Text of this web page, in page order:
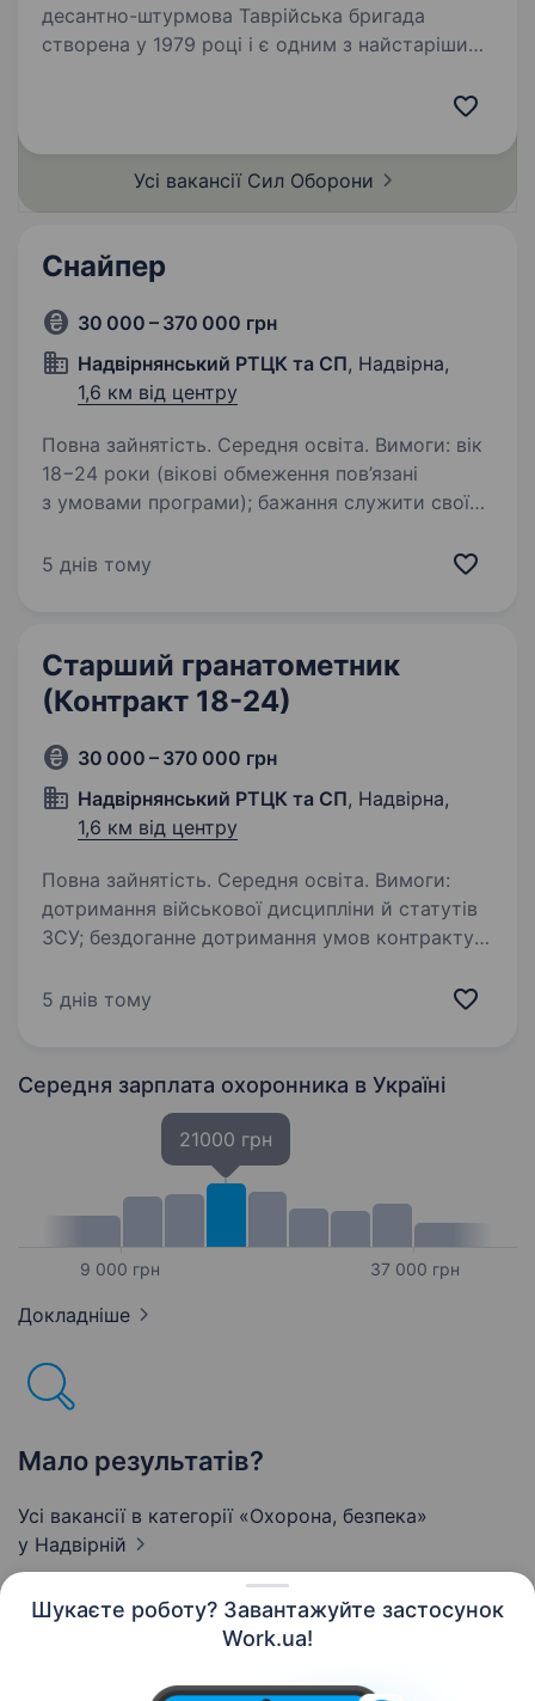
Шукаєте роботу? Завантажуйте застосунок
Work.ua!
десантно-штурмова Таврійська бригада
створена у 1979 році і є одним з найстаріших
Усі вакансії Сил Оборони
Снайпер
30 000 – 370 000 грн
Надвірнянський РТЦК та СП, Надвірна,
1,6 км від центру
Повна зайнятість. Середня освіта. Вимоги: вік
18−24 роки (вікові обмеження пов’язані
з умовами програми); бажання служити своїй
готовність виконувати завдання в зоні
5 днів тому
Старший гранатометник
(Контракт 18-24)
30 000 – 370 000 грн
Надвірнянський РТЦК та СП, Надвірна,
1,6 км від центру
Повна зайнятість. Середня освіта. Вимоги:
дотримання військової дисципліни й статутів
ЗСУ; бездоганне дотримання умов контракту;
навчатись і розвиватись у своїй спеціальності;
5 днів тому
Середня зарплата охоронника в Україні
9 000 грн
21000 грн
37 000 грн
Докладніше
Мало результатів?
Усі вакансії в категорії «Охорона, безпека»
у Надвірній